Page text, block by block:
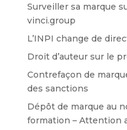
Surveiller sa marque
vinci.group
L’INPI change de
Droit d’auteur sur le
Contrefaçon de
des sanctions
Dépôt de marque au
formation – Attention